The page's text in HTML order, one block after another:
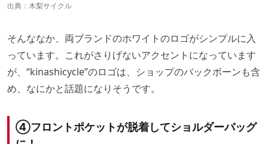
出典： 木梨サイクル
そんななか、両ブランドのホワイトのロゴがシンプルに入
っています。これがさりげないアクセントになっています
が、“kinashicycle”のロゴは、ショップのバックボーンも含
め、なにかと話題になりそうです。
④フロントポケットが脱着してショルダーバッグ